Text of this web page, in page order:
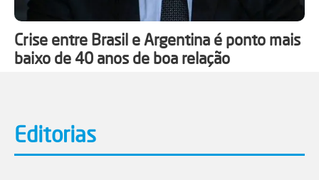
Crise entre Brasil e Argentina é ponto mais
baixo de 40 anos de boa relação
Editorias